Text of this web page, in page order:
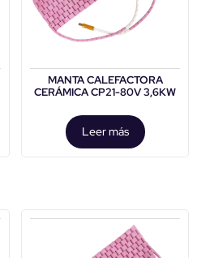
MANTA CALEFACTORA
CERÁMICA CP21-80V 3,6KW
Leer más